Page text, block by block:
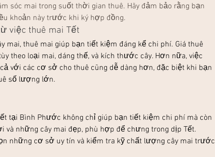
sóc mai trong suốt thời gian thuê. Hãy đảm bảo rằng bạn
khoản này trước khi ký hợp đồng.
việc thuê mai Tết
mai, thuê mai giúp bạn tiết kiệm đáng kể chi phí. Giá thuê
theo loại mai, dáng thế, và kích thước cây. Hơn nữa, việc
với các cơ sở cho thuê cũng dễ dàng hơn, đặc biệt khi bạn
số lượng lớn.
tại Bình Phước không chỉ giúp bạn tiết kiệm chi phí mà còn
và những cây mai đẹp, phù hợp để chưng trong dịp Tết.
những cơ sở uy tín và kiểm tra kỹ chất lượng cây mai trước